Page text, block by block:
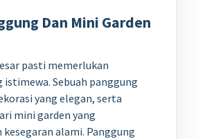
Dan Mini Garden
pasti memerlukan
istimewa. Sebuah panggung
yang elegan, serta
mini garden yang
alami. Panggung